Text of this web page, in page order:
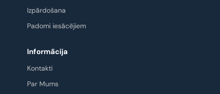
Izpārdošana
Padomi iesācējiem
Informācija
Kontakti
Par Mums